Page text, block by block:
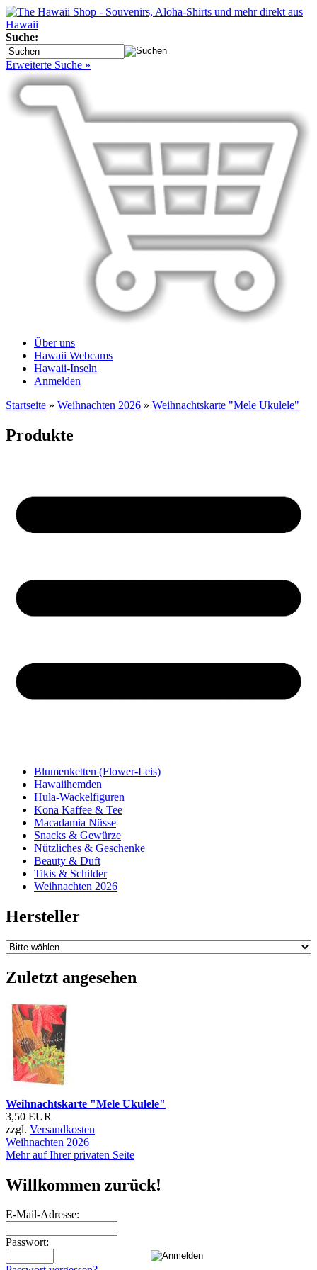
Suche:
Erweiterte Suche »
Über uns
Hawaii Webcams
Hawaii-Inseln
Anmelden
Startseite » Weihnachten 2026 » Weihnachtskarte "Mele Ukulele"
Produkte
Blumenketten (Flower-Leis)
Hawaiihemden
Hula-Wackelfiguren
Kona Kaffee & Tee
Macadamia Nüsse
Snacks & Gewürze
Nützliches & Geschenke
Beauty & Duft
Tikis & Schilder
Weihnachten 2026
Hersteller
Zuletzt angesehen
Weihnachtskarte "Mele Ukulele"
3,50 EUR
zzgl. Versandkosten
Weihnachten 2026
Mehr auf Ihrer privaten Seite
Willkommen zurück!
E-Mail-Adresse:
Passwort: